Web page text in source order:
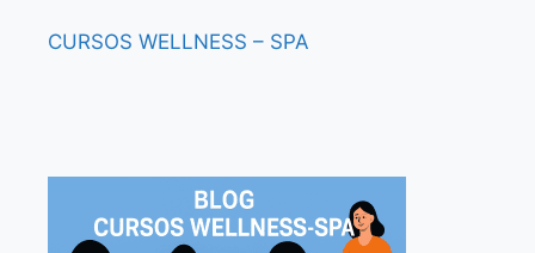
CURSOS WELLNESS – SPA